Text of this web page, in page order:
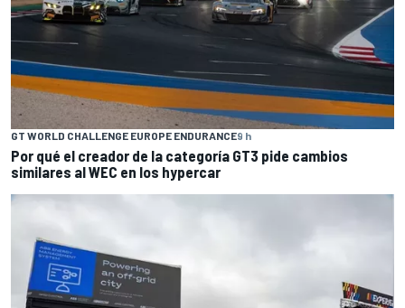
GT WORLD CHALLENGE EUROPE ENDURANCE9 h
Por qué el creador de la categoría GT3 pide cambios
similares al WEC en los hypercar